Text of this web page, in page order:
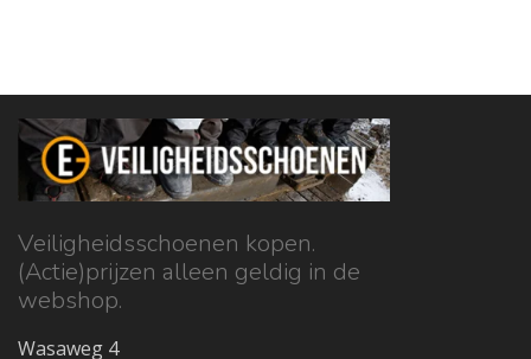
Veiligheidsschoenen kopen.
(Actie)prijzen alleen geldig in de
webshop.
Wasaweg 4